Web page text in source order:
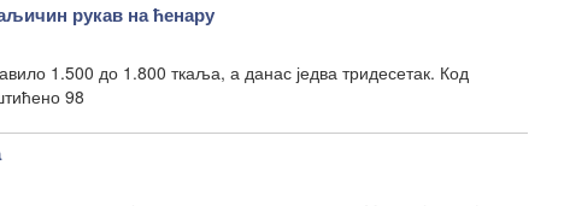
рукав на ћенару
1.500 до 1.800 ткаља, а данас једва тридесетак. Код
98